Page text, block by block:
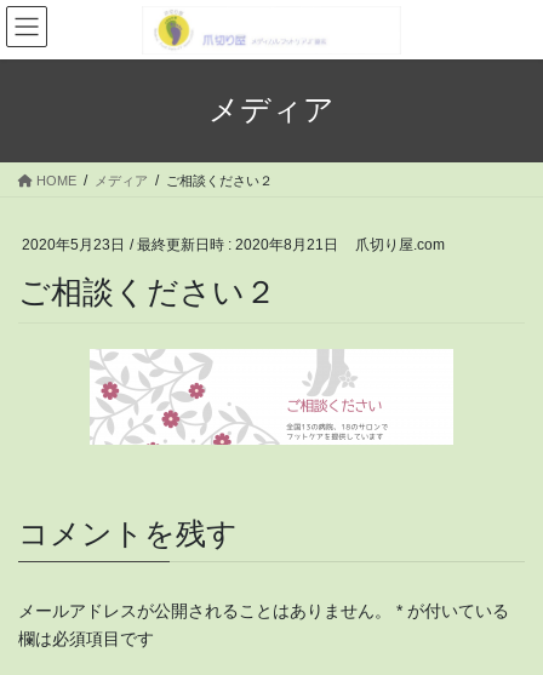
コ
ン
テ
ス
ナ
ビ
ゲ
ン
メディア
HOME メディア ご相談ください２
2020年5月23日 / 最終更新日時 : 2020年8月21日 爪切り屋.com
ご相談ください２
コメントを残す
メールアドレスが公開されることはありません。 * が付いている
欄は必須項目です